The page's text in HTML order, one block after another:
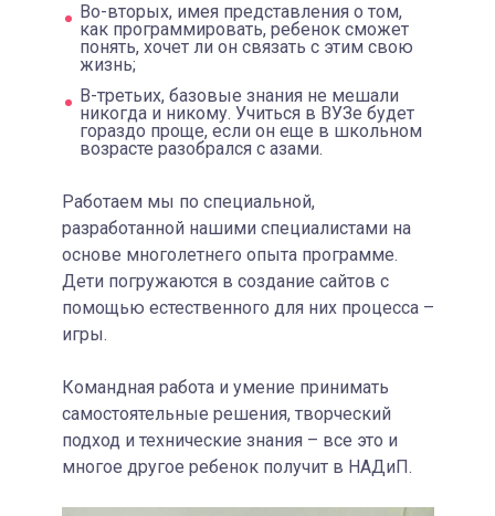
Во-вторых, имея представления о том,
как программировать, ребенок сможет
понять, хочет ли он связать с этим свою
жизнь;
В-третьих, базовые знания не мешали
никогда и никому. Учиться в ВУЗе будет
гораздо проще, если он еще в школьном
возрасте разобрался с азами.
Работаем мы по специальной,
разработанной нашими специалистами на
основе многолетнего опыта программе.
Дети погружаются в создание сайтов с
помощью естественного для них процесса –
игры.
Командная работа и умение принимать
самостоятельные решения, творческий
подход и технические знания – все это и
многое другое ребенок получит в НАДиП.